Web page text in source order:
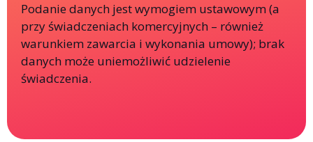
Podanie danych jest wymogiem ustawowym (a
przy świadczeniach komercyjnych – również
warunkiem zawarcia i wykonania umowy); brak
danych może uniemożliwić udzielenie
świadczenia.